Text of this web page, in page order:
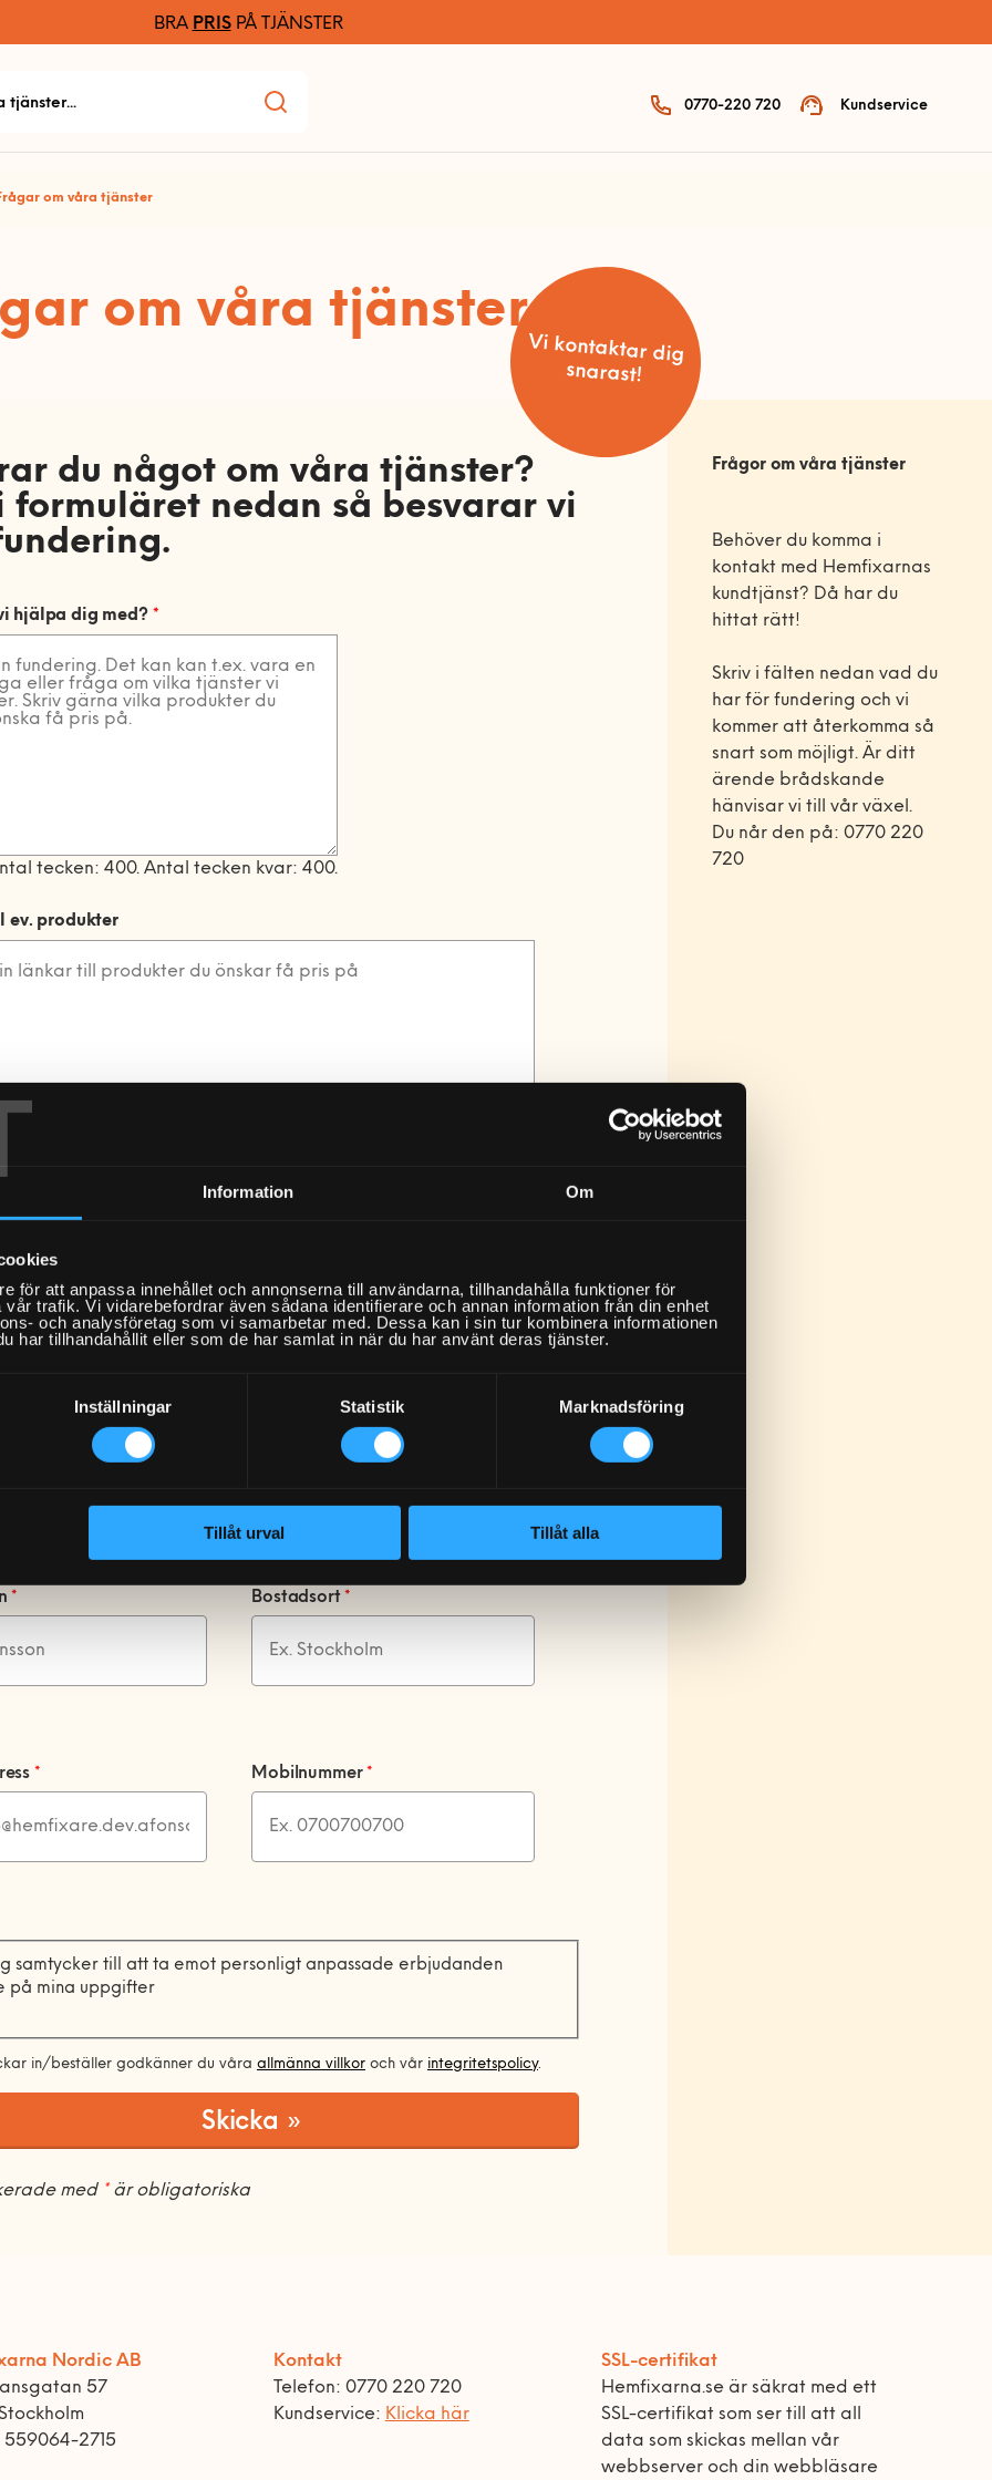
Information Om
för att anpassa innehållet och annonserna till användarna, tillhandahålla funktioner för
trafik. Vi vidarebefordrar även sådana identifierare och annan information från din enhet
och analysföretag som vi samarbetar med. Dessa kan i sin tur kombinera informationen
har tillhandahållit eller som de har samlat in när du har använt deras tjänster.
Inställningar Statistik Marknadsföring
Tillåt urval Tillåt alla
BRA PRISPÅ TJÄNSTER
0770-220 720 Kundservice
om våra tjänster
om våra tjänster
Vi kontaktar dig
snarast!
du något om våra tjänster?
formuläret nedan så besvarar vi
hjälpa dig med? *
tecken: 400. Antal tecken kvar: 400.
ev. produkter
Drag & Drop Files,Choose Files to Upload
You can upload up to 5 files.
för eventuell
* Bostadsort *
* Mobilnummer *
samtycker till att ta emot personligt anpassade erbjudanden
på mina uppgifter
in/beställer godkänner du våra allmänna villkor och vår integritetspolicy.
Skicka »
med *är obligatoriska
Frågor om våra tjänster
Behöver du komma i
kontakt med Hemfixarnas
kundtjänst? Då har du
hittat rätt!
Skriv i fälten nedan vad du
har för fundering och vi
kommer att återkomma så
snart som möjligt. Är ditt
ärende brådskande
hänvisar vi till vår växel.
Du når den på: 0770 220
720
Nordic AB
57
Stockholm
559064-2715
Kontakt
Telefon: 0770 220 720
Kundservice: Klicka här
SSL-certifikat
Hemfixarna.se är säkrat med ett
SSL-certifikat som ser till att all
data som skickas mellan vår
webbserver och din webbläsare